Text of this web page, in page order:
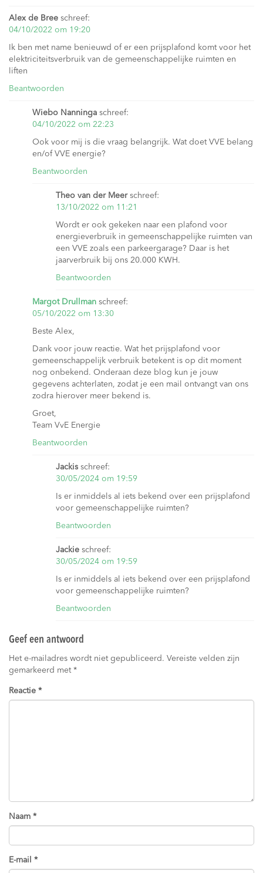
Alex de Bree schreef:
04/10/2022 om 19:20
Ik ben met name benieuwd of er een prijsplafond komt voor het
elektriciteitsverbruik van de gemeenschappelijke ruimten en
liften
Beantwoorden
Wiebo Nanninga schreef:
04/10/2022 om 22:23
Ook voor mij is die vraag belangrijk. Wat doet VVE belang
en/of VVE energie?
Beantwoorden
Theo van der Meer schreef:
13/10/2022 om 11:21
Wordt er ook gekeken naar een plafond voor
energieverbruik in gemeenschappelijke ruimten van
een VVE zoals een parkeergarage? Daar is het
jaarverbruik bij ons 20.000 KWH.
Beantwoorden
Margot Drullman schreef:
05/10/2022 om 13:30
Beste Alex,
Dank voor jouw reactie. Wat het prijsplafond voor
gemeenschappelijk verbruik betekent is op dit moment
nog onbekend. Onderaan deze blog kun je jouw
gegevens achterlaten, zodat je een mail ontvangt van ons
zodra hierover meer bekend is.
Groet,
Team VvE Energie
Beantwoorden
Jackis schreef:
30/05/2024 om 19:59
Is er inmiddels al iets bekend over een prijsplafond
voor gemeenschappelijke ruimten?
Beantwoorden
Jackie schreef:
30/05/2024 om 19:59
Is er inmiddels al iets bekend over een prijsplafond
voor gemeenschappelijke ruimten?
Beantwoorden
Geef een antwoord
Het e-mailadres wordt niet gepubliceerd. Vereiste velden zijn
gemarkeerd met *
Reactie *
Naam *
E-mail *